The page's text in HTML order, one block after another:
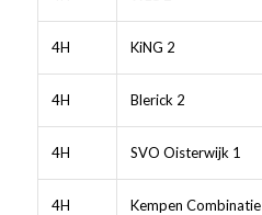
4H KiNG 2
4H Blerick 2
4H SVO Oisterwijk 1
4H
Kempen Combinatie